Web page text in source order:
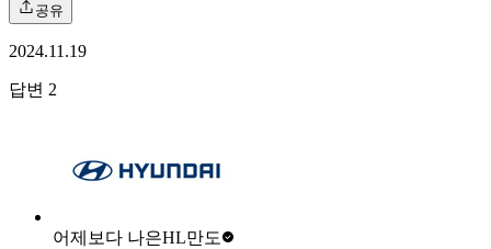
공유
2024.11.19
답변 2
어제보다 나은HL만도